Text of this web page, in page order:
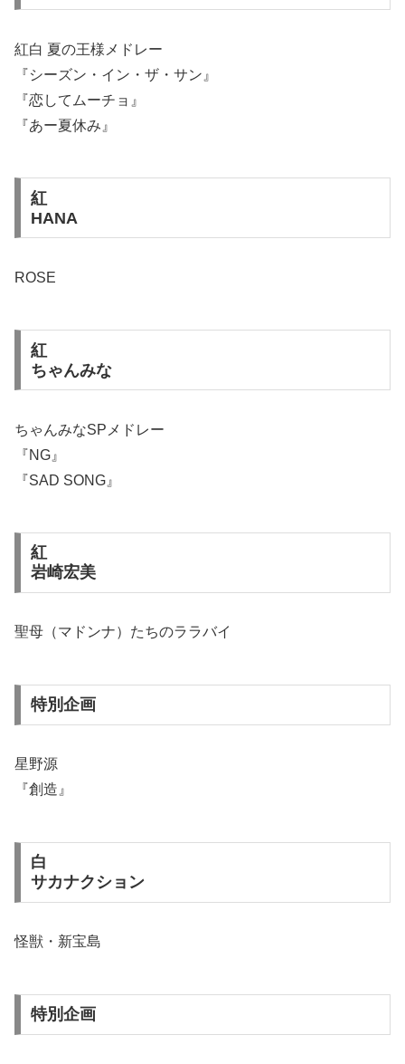
紅白 夏の王様メドレー
『シーズン・イン・ザ・サン』
『恋してムーチョ』
『あー夏休み』
紅
HANA
ROSE
紅
ちゃんみな
ちゃんみなSPメドレー
『NG』
『SAD SONG』
紅
岩崎宏美
聖母（マドンナ）たちのララバイ
特別企画
星野源
『創造』
白
サカナクション
怪獣・新宝島
特別企画